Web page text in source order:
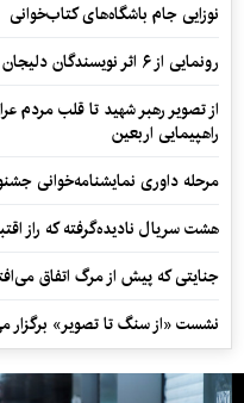
نوزایی جام باشگاه‌های کتاب‌خوانی
رونمایی از ۶ اثر نویسندگان دلیجان در آیین «سر این قلم سلامت»
از تصویر رهبر شهید تا قلب مردم
راهپیمایی اربعین
مرحله داوری نمایشنامه‌خوانی
هشت سریال نادیده‌گرفته که راز
جنایتی که پیش از مرگ اتفاق
نشست «از سنگ تا تصویر» برگزار